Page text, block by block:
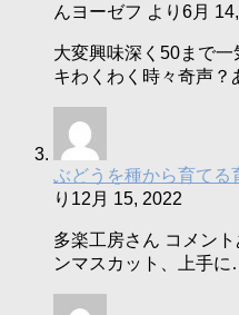
んヨーゼフ より 6月
大変興味深く50まで
キわくわく時々奇声
ぶどうを種から育てる
り 12月 15, 2022
多楽工房さん コメン
ンマスカット、上手